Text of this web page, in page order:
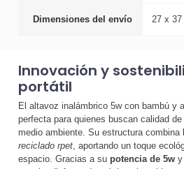
Dimensiones del envío 27 x
Innovación y
portátil
El altavoz inalámbrico 5w con bambú y
perfecta para quienes buscan calidad
medio ambiente. Su estructura combina
reciclado rpet, aportando un toque
espacio. Gracias a su potencia de 5w y